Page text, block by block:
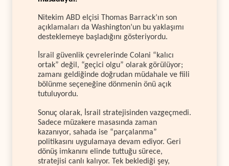
Nitekim ABD elçisi Thomas Barrack’ın son
açıklamaları da Washington’un bu yaklaşımı
desteklemeye başladığını gösteriyordu.
İsrail güvenlik çevrelerinde Colani “kalıcı
ortak” değil, “geçici olgu” olarak görülüyor;
zamanı geldiğinde doğrudan müdahale ve fiili
bölünme seçeneğine dönmenin önü açık
tutuluyordu.
Sonuç olarak, İsrail stratejisinden vazgeçmedi.
Sadece müzakere masasında zaman
kazanıyor, sahada ise “parçalanma”
politikasını uygulamaya devam ediyor. Geri
dönüş imkanını elinde tuttuğu sürece,
stratejisi canlı kalıyor. Tek beklediği şey,